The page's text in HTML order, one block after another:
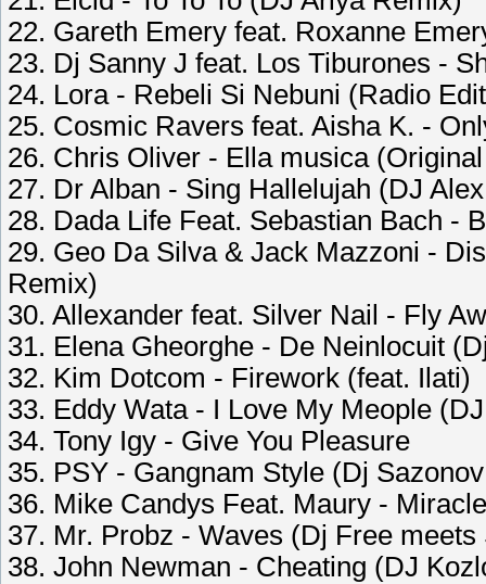
22. Gareth Emery feat. Roxanne
23. Dj Sanny J feat. Los Tiburones -
24. Lora - Rebeli Si Nebuni (Radio
25. Cosmic Ravers feat. Aisha K. -
26. Chris Oliver - Ella musica
27. Dr Alban - Sing Hallelujah (DJ
28. Dada Life Feat. Sebastian Bach -
29. Geo Da Silva & Jack Mazzoni -
Remix)
30. Allexander feat. Silver Nail - Fly
31. Elena Gheorghe - De Neinlocuit
32. Kim Dotcom - Firework (feat. Ilati)
33. Eddy Wata - I Love My Meople
34. Tony Igy - Give You Pleasure
35. PSY - Gangnam Style (Dj
36. Mike Candys Feat. Maury -
37. Mr. Probz - Waves (Dj Free
38. John Newman - Cheating (DJ